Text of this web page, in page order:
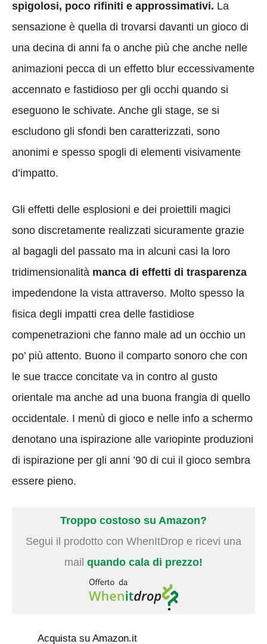
spigolosi, poco rifiniti e approssimativi. La
sensazione è quella di trovarsi davanti un gioco di
una decina di anni fa o anche più che anche nelle
animazioni pecca di un effetto blur eccessivamente
accennato e fastidioso per gli occhi quando si
eseguono le schivate. Anche gli stage, se si
escludono gli sfondi ben caratterizzati, sono
anonimi e spesso spogli di elementi visivamente
d’impatto.
Gli effetti delle esplosioni e dei proiettili magici
sono discretamente realizzati sicuramente grazie
al bagagli del passato ma in alcuni casi la loro
tridimensionalità manca di effetti di trasparenza
impedendone la vista attraverso. Molto spesso la
fisica degli impatti crea delle fastidiose
compenetrazioni che fanno male ad un occhio un
po’ più attento. Buono il comparto sonoro che con
le sue tracce concitate va in contro al gusto
orientale ma anche ad una buona frangia di quello
occidentale. I menù di gioco e nelle info a schermo
denotano una ispirazione alle variopinte produzioni
di ispirazione per gli anni ’90 di cui il gioco sembra
essere pieno.
Troppo costoso su Amazon?
Segui il prodotto con WhenItDrop e ricevi una
mail quando cala di prezzo!
Acquista su Amazon.it